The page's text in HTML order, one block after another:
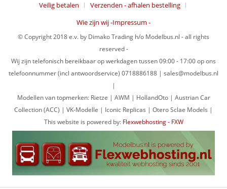
Veilig betalen
Verzenden - afhalen bestelling
Wie zijn wij -Impressum -
© Copyright 2018 e.v. by Dimako Trading h/o Modelbus.nl - all rights
reserved -
Wij zijn telefonisch bereikbaar op werkdagen tussen 09:00 - 17:00 op ons
telefoonnummer (incl antwoordservice) 0718886188 | sales@modelbus.nl
|
Modellen van topmerken: Rietze | AWM | HollandOto | Austrian Car
Collection (ACC) | VK-Modelle | Iconic Replicas | Otero Sclae Models |
This website is powered by: Flexwebhosting - FXW